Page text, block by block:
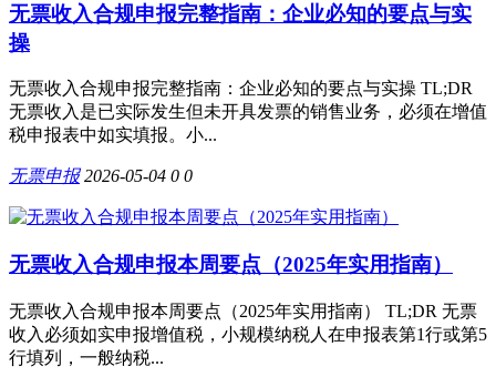
无票收入合规申报完整指南：企业必知的要点与实
操
无票收入合规申报完整指南：企业必知的要点与实操 TL;DR
无票收入是已实际发生但未开具发票的销售业务，必须在增值
税申报表中如实填报。小...
无票申报 2026-05-04 0 0
无票收入合规申报本周要点（2025年实用指南）
无票收入合规申报本周要点（2025年实用指南） TL;DR 无票
收入必须如实申报增值税，小规模纳税人在申报表第1行或第5
行填列，一般纳税...